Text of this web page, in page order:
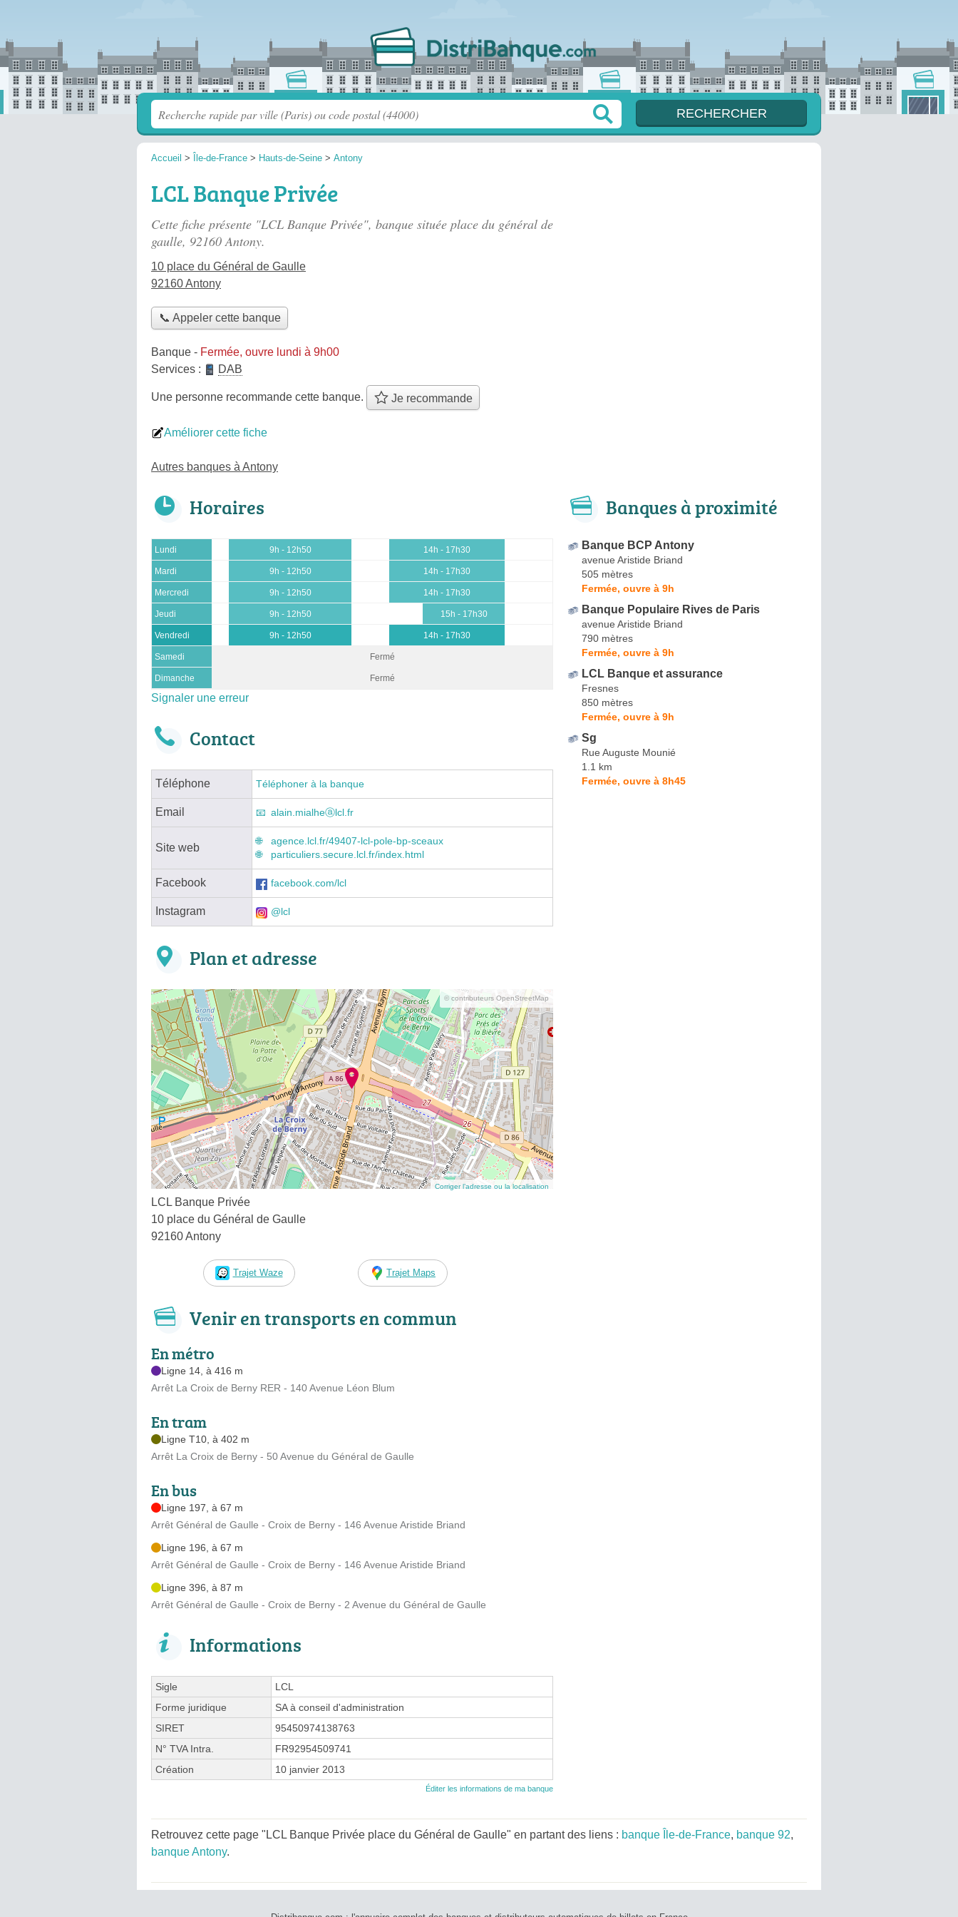
Accueil > Île-de-France > Hauts-de-Seine > Antony
LCL Banque Privée
Cette fiche présente "LCL Banque Privée", banque située place du général de
gaulle, 92160 Antony.
10 place du Général de Gaulle
92160 Antony
📞 Appeler cette banque
Banque - Fermée, ouvre lundi à 9h00
Services :
DAB
Une personne recommande cette banque. Je recommande
Améliorer cette fiche
Autres banques à Antony
Horaires
Lundi 9h - 12h50 14h - 17h30
Mardi 9h - 12h50 14h - 17h30
Mercredi 9h - 12h50 14h - 17h30
Jeudi 9h - 12h50 15h - 17h30
Vendredi 9h - 12h50 14h - 17h30
Samedi Fermé
Dimanche Fermé
Signaler une erreur
Contact
Téléphone Téléphoner à la banque
Email alain.mialheⓐlcl.fr
Site web
agence.lcl.fr/49407-lcl-pole-bp-sceaux
particuliers.secure.lcl.fr/index.html
Facebook facebook.com/lcl
Instagram @lcl
Plan et adresse
© contributeurs OpenStreetMap
Corriger l’adresse ou la localisation
LCL Banque Privée
10 place du Général de Gaulle
92160 Antony
Trajet Waze Trajet Maps
Venir en transports en commun
En métro
Ligne 14, à 416 m
Arrêt La Croix de Berny RER - 140 Avenue Léon Blum
En tram
Ligne T10, à 402 m
Arrêt La Croix de Berny - 50 Avenue du Général de Gaulle
En bus
Ligne 197, à 67 m
Arrêt Général de Gaulle - Croix de Berny - 146 Avenue Aristide Briand
Ligne 196, à 67 m
Arrêt Général de Gaulle - Croix de Berny - 146 Avenue Aristide Briand
Ligne 396, à 87 m
Arrêt Général de Gaulle - Croix de Berny - 2 Avenue du Général de Gaulle
Informations
Sigle
LCL
Forme juridique
SA à conseil d'administration
SIRET
95450974138763
N° TVA Intra.
FR92954509741
Création
10 janvier 2013
Éditer les informations de ma banque
Banques à proximité
Banque BCP Antony
avenue Aristide Briand
505 mètres
Fermée, ouvre à 9h
Banque Populaire Rives de Paris
avenue Aristide Briand
790 mètres
Fermée, ouvre à 9h
LCL Banque et assurance
Fresnes
850 mètres
Fermée, ouvre à 9h
Sg
Rue Auguste Mounié
1.1 km
Fermée, ouvre à 8h45
Retrouvez cette page "LCL Banque Privée place du Général de Gaulle" en partant des liens : banque Île-de-France, banque 92,
banque Antony.